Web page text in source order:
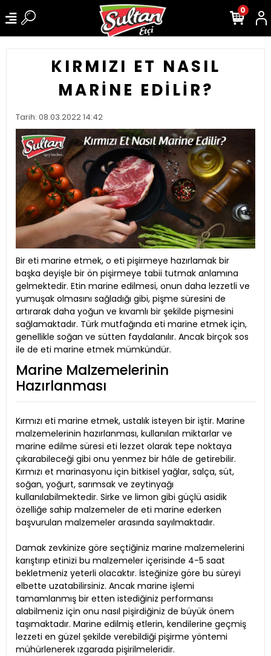
0
KIRMIZI ET NASIL
MARINE EDILIR?
Tarih: 08.03.2022 14:42
Bir eti marine etmek, o eti pişirmeye hazırlamak bir
başka deyişle bir ön pişirmeye tabii tutmak anlamına
gelmektedir. Etin marine edilmesi, onun daha lezzetli ve
yumuşak olmasını sağladığı gibi, pişme süresini de
artırarak daha yoğun ve kıvamlı bir şekilde pişmesini
sağlamaktadır. Türk mutfağında eti marine etmek için,
genellikle soğan ve sütten faydalanılır. Ancak birçok sos
ile de eti marine etmek mümkündür.
Marine Malzemelerinin
Hazırlanması
Kırmızı eti marine etmek, ustalık isteyen bir iştir. Marine
malzemelerinin hazırlanması, kullanılan miktarlar ve
marine edilme süresi eti lezzet olarak tepe noktaya
çıkarabileceği gibi onu yenmez bir hâle de getirebilir.
Kırmızı et marinasyonu için bitkisel yağlar, salça, süt,
soğan, yoğurt, sarımsak ve zeytinyağı
kullanılabilmektedir. Sirke ve limon gibi güçlü asidik
özelliğe sahip malzemeler de eti marine ederken
başvurulan malzemeler arasında sayılmaktadır.
Damak zevkinize göre seçtiğiniz marine malzemelerini
karıştırıp etinizi bu malzemeler içerisinde 4-5 saat
bekletmeniz yeterli olacaktır. İsteğinize göre bu süreyi
elbette uzatabilirsiniz. Ancak marine işlemi
tamamlanmış bir etten istediğiniz performansı
alabilmeniz için onu nasıl pişirdiğiniz de büyük önem
taşımaktadır. Marine edilmiş etlerin, kendilerine geçmiş
lezzeti en güzel şekilde verebildiği pişirme yöntemi
mühürlenerek ızgarada pişirilmeleridir.